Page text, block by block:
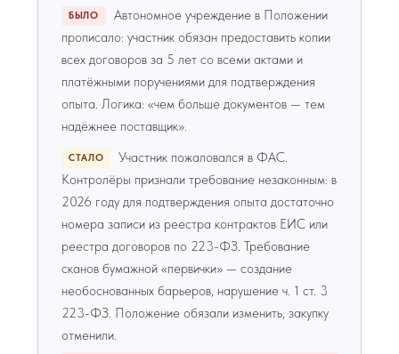
БЫЛО
Автономное учреждение в Положении
прописало: участник обязан предоставить копии
всех договоров за 5 лет со всеми актами и
платёжными поручениями для подтверждения
опыта. Логика: «чем больше документов — тем
надёжнее поставщик».
СТАЛО
Участник пожаловался в ФАС.
Контролёры признали требование незаконным: в
2026 году для подтверждения опыта достаточно
номера записи из реестра контрактов ЕИС или
реестра договоров по 223-ФЗ. Требование
сканов бумажной «первички» — создание
необоснованных барьеров, нарушение ч. 1 ст. 3
223-ФЗ. Положение обязали изменить, закупку
отменили.